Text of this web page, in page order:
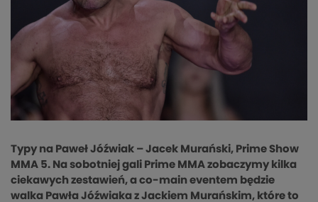
Typy na Paweł Jóźwiak – Jacek Murański, Prime Show
MMA 5. Na sobotniej gali Prime MMA zobaczymy kilka
ciekawych zestawień, a co-main eventem będzie
walka Pawła Jóźwiaka z Jackiem Murańskim, które to